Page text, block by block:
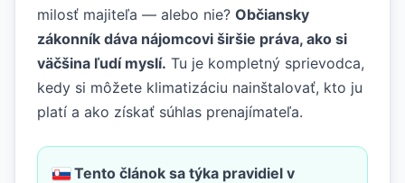
milosť majiteľa — alebo nie? Občiansky
zákonník dáva nájomcovi širšie práva, ako si
väčšina ľudí myslí. Tu je kompletný sprievodca,
kedy si môžete klimatizáciu nainštalovať, kto ju
platí a ako získať súhlas prenajímateľa.
Tento článok sa týka pravidiel v